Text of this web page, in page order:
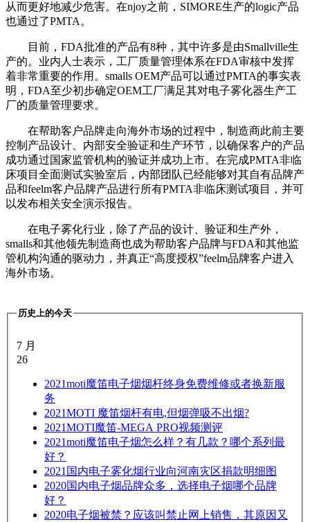
从而更好地减少危害。在njoy之前，SIMORE生产的logic产品
也通过了PMTA。
目前，FDA批准的产品有8种，其中许多是由Smallville生
产的。业内人士表示，工厂质量管理体系在FDA审核中发挥
着非常重要的作用。smalls OEM产品可以通过PMTA的事实表
明，FDA至少初步确定OEM工厂满足其对电子雾化器生产工
厂的质量管理要求。
在帮助客户品牌走向海外市场的过程中，制造商此前主要
控制产品设计、内部安全验证和生产环节，以确保客户的产品
成功通过国家监管机构的验证并成功上市。在完成PMTA非临
床项目全面测试实验室后，内部团队已经能够对其自有品牌产
品和feelm客户品牌产品进行所有PMTA非临床测试项目，并可
以发布相关安全演示报告。
在电子雾化行业，除了产品的设计、验证和生产外，
smalls和其他领先制造商也成为帮助客户品牌与FDA和其他监
管机构沟通的驱动力，并真正“高度授权”feelm品牌客户进入
海外市场。
历史上的今天
7 月
26
2021moti魔笛电子烟烟杆终身免费维修或者换新服
务
2021MOTI 魔笛烟杆有电,但烟弹吸不出烟?
2021MOTI魔笛-MEGA PRO视频测评
2021moti魔笛电子烟怎么样？有几款？哪个系列最
好？
2021 国内电子雾化烟行业向河南灾区捐款明细图
2020国内电子烟品牌众多，选择电子烟哪个品牌
好？
2020电子烟被禁？应该叫禁止网上销售，其原因又